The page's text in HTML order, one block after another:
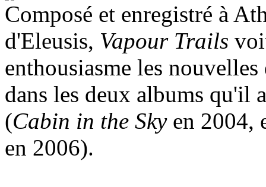
Composé et enregistré à
d'Eleusis, Vapour Trails
enthousiasme les
dans les deux albums qu'il
(Cabin in the Skyen 2004,
en 2006).